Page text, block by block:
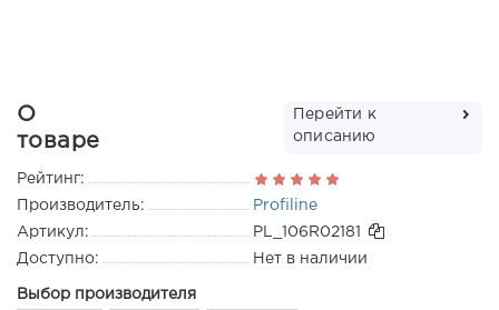
О
товаре
Перейти к
описанию
Рейтинг:
Производитель:
Profiline
Артикул:
PL_106R02181
Доступно:
Нет в наличии
Выбор производителя